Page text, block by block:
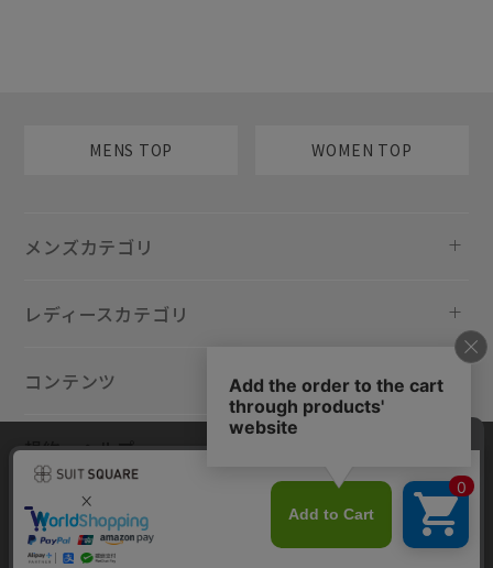
MENS TOP WOMEN TOP
メンズカテゴリ
レディースカテゴリ
コンテンツ
規約・ヘルプ
当サイトでは利用体験の向上およびコンテンツの最適な提供、トラフィ
ックの分析を目的としてCookieを使用しています。サイトの閲覧を継続
された場合、Cookieの利用に同意したものといたします。詳細について
はプライバシーポリシー をご確認ください。